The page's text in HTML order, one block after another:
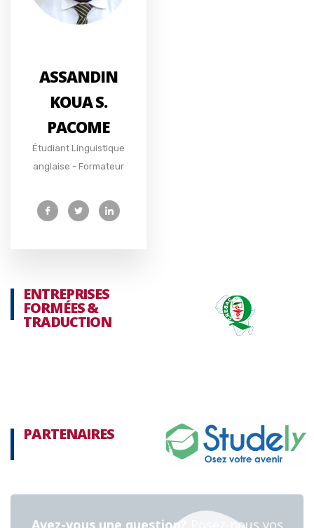
ASSANDIN
KOUA S.
PACOME
Étudiant Linguistique
anglaise - Formateur
ENTREPRISES
FORMÉES &
TRADUCTION
PARTENAIRES
Avez-vous une question?
Posez-nous vos